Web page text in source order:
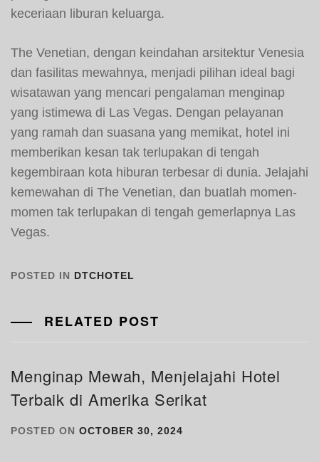
keceriaan liburan keluarga.
The Venetian, dengan keindahan arsitektur Venesia
dan fasilitas mewahnya, menjadi pilihan ideal bagi
wisatawan yang mencari pengalaman menginap
yang istimewa di Las Vegas. Dengan pelayanan
yang ramah dan suasana yang memikat, hotel ini
memberikan kesan tak terlupakan di tengah
kegembiraan kota hiburan terbesar di dunia. Jelajahi
kemewahan di The Venetian, dan buatlah momen-
momen tak terlupakan di tengah gemerlapnya Las
Vegas.
POSTED IN DTCHOTEL
RELATED POST
Menginap Mewah, Menjelajahi Hotel
Terbaik di Amerika Serikat
POSTED ON OCTOBER 30, 2024